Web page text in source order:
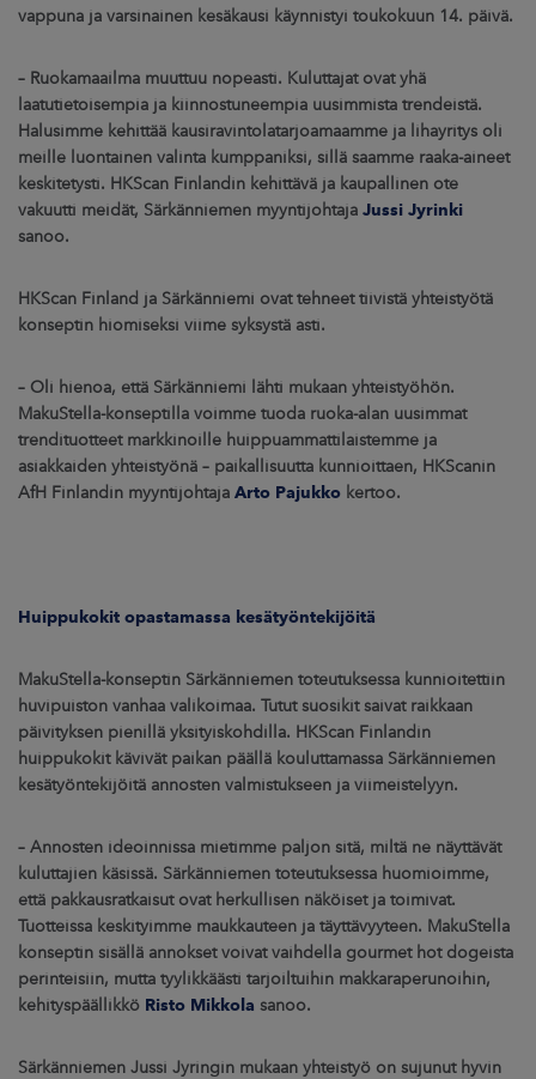
vappuna ja varsinainen kesäkausi käynnistyi toukokuun 14. päivä.
– Ruokamaailma muuttuu nopeasti. Kuluttajat ovat yhä
laatutietoisempia ja kiinnostuneempia uusimmista trendeistä.
Halusimme kehittää kausiravintolatarjoamaamme ja lihayritys oli
meille luontainen valinta kumppaniksi, sillä saamme raaka-aineet
keskitetysti. HKScan Finlandin kehittävä ja kaupallinen ote
vakuutti meidät, Särkänniemen myyntijohtaja Jussi Jyrinki
sanoo.
HKScan Finland ja Särkänniemi ovat tehneet tiivistä yhteistyötä
konseptin hiomiseksi viime syksystä asti.
– Oli hienoa, että Särkänniemi lähti mukaan yhteistyöhön.
MakuStella-konseptilla voimme tuoda ruoka-alan uusimmat
trendituotteet markkinoille huippuammattilaistemme ja
asiakkaiden yhteistyönä – paikallisuutta kunnioittaen, HKScanin
AfH Finlandin myyntijohtaja Arto Pajukko kertoo.
Huippukokit opastamassa kesätyöntekijöitä
MakuStella-konseptin Särkänniemen toteutuksessa kunnioitettiin
huvipuiston vanhaa valikoimaa. Tutut suosikit saivat raikkaan
päivityksen pienillä yksityiskohdilla. HKScan Finlandin
huippukokit kävivät paikan päällä kouluttamassa Särkänniemen
kesätyöntekijöitä annosten valmistukseen ja viimeistelyyn.
– Annosten ideoinnissa mietimme paljon sitä, miltä ne näyttävät
kuluttajien käsissä. Särkänniemen toteutuksessa huomioimme,
että pakkausratkaisut ovat herkullisen näköiset ja toimivat.
Tuotteissa keskityimme maukkauteen ja täyttävyyteen. MakuStella
konseptin sisällä annokset voivat vaihdella gourmet hot dogeista
perinteisiin, mutta tyylikkäästi tarjoiltuihin makkaraperunoihin,
kehityspäällikkö Risto Mikkola sanoo.
Särkänniemen Jussi Jyringin mukaan yhteistyö on sujunut hyvin